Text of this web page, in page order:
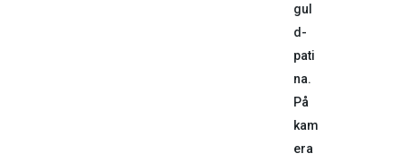
gul
d-
pati
na.
På
kam
era